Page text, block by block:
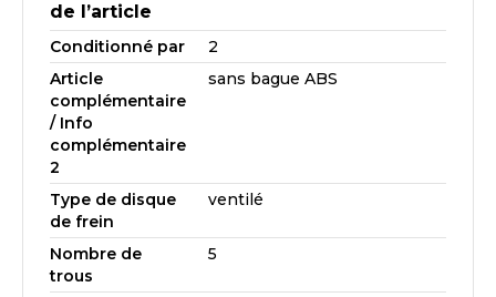
de l’article
Conditionné par
2
Article
complémentaire
/ Info
complémentaire
2
sans bague ABS
Type de disque
de frein
ventilé
Nombre de
trous
5